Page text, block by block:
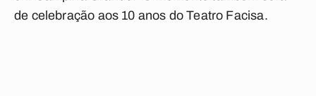
de celebração aos 10 anos do Teatro Facisa.